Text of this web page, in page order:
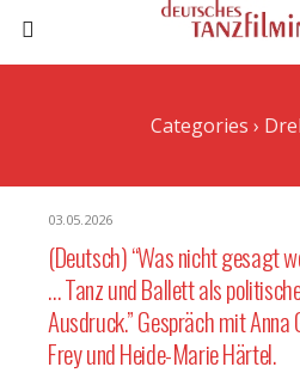
Categories ›
03.05.2026
(Deutsch) “Was nicht gesagt
… Tanz und Ballett als
Ausdruck.” Gespräch mit Anna
Frey und Heide-Marie Härtel.